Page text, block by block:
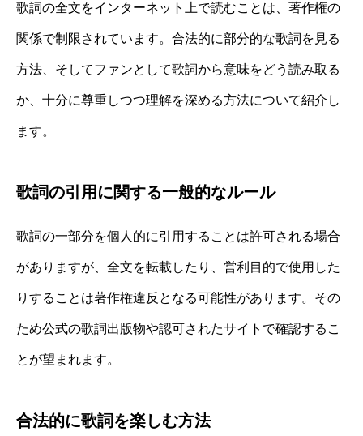
歌詞の全文をインターネット上で読むことは、著作権の
関係で制限されています。合法的に部分的な歌詞を見る
方法、そしてファンとして歌詞から意味をどう読み取る
か、十分に尊重しつつ理解を深める方法について紹介し
ます。
歌詞の引用に関する一般的なルール
歌詞の一部分を個人的に引用することは許可される場合
がありますが、全文を転載したり、営利目的で使用した
りすることは著作権違反となる可能性があります。その
ため公式の歌詞出版物や認可されたサイトで確認するこ
とが望まれます。
合法的に歌詞を楽しむ方法